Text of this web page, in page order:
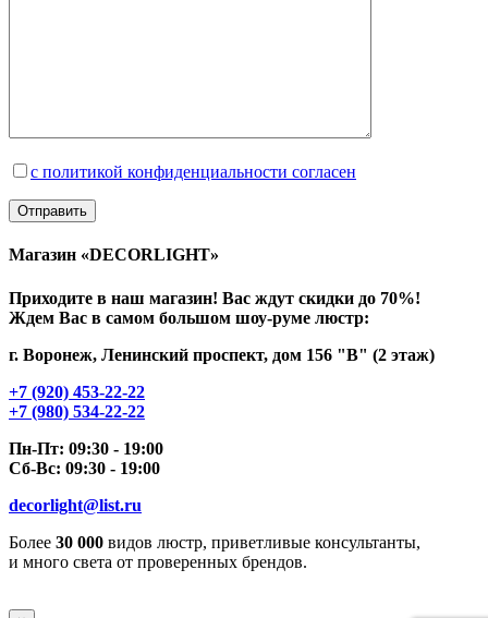
с политикой конфиденциальности согласен
Магазин «DECORLIGHT»
Приходите в наш магазин! Вас ждут скидки до 70%!
Ждем Вас в самом большом шоу-руме люстр:
г. Воронеж, Ленинский проспект, дом 156 "В" (2 этаж)
+7 (920) 453-22-22
+7 (980) 534-22-22
Пн-Пт: 09:30 - 19:00
Сб-Вс: 09:30 - 19:00
decorlight@list.ru
Более 30 000 видов люстр, приветливые консультанты,
и много света от проверенных брендов.